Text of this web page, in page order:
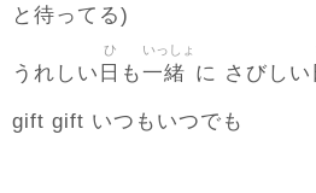
と 待ってる)
うれしい 日
ひ
も一緒
いっしょ
に さびしい
gift gift いつもいつでも